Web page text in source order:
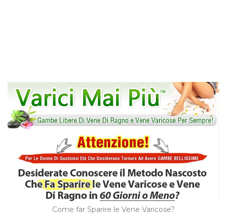
Come far Sparire le Vene Varicose?